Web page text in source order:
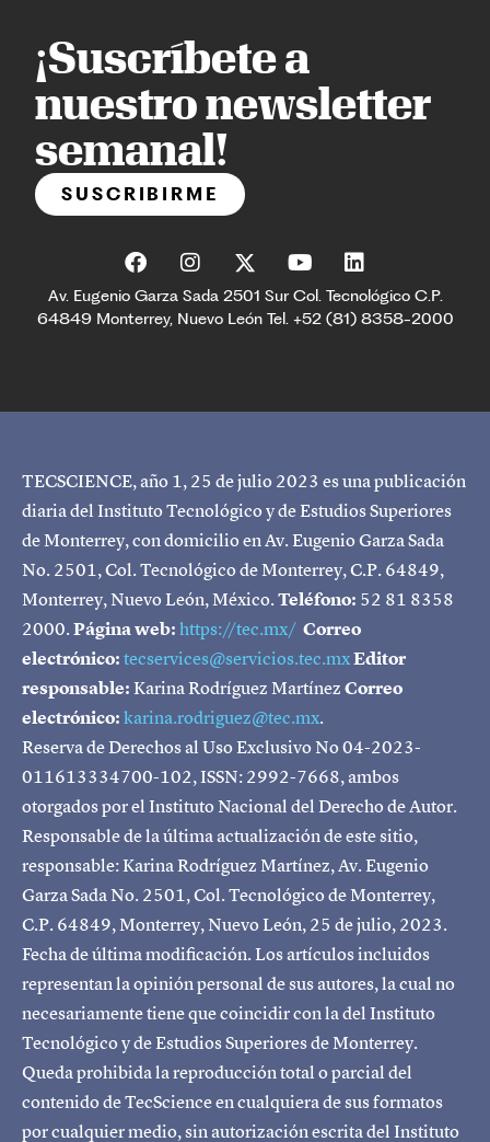
¡Suscríbete a
nuestro newsletter
semanal!
SUSCRIBIRME
Av. Eugenio Garza Sada 2501 Sur Col. Tecnológico C.P.
64849 Monterrey, Nuevo León Tel. +52 (81) 8358-2000
TECSCIENCE, año 1, 25 de julio 2023 es una publicación
diaria del Instituto Tecnológico y de Estudios Superiores
de Monterrey, con domicilio en Av. Eugenio Garza Sada
No. 2501, Col. Tecnológico de Monterrey, C.P. 64849,
Monterrey, Nuevo León, México.Teléfono: 52 81 8358
2000.Página web:https://tec.mx/ Correo
electrónico:tecservices@servicios.tec.mxEditor
responsable:Karina Rodríguez MartínezCorreo
electrónico:karina.rodriguez@tec.mx.
Reserva de Derechos al Uso Exclusivo No 04-2023-
011613334700-102, ISSN: 2992-7668, ambos
otorgados por el Instituto Nacional del Derecho de Autor.
Responsable de la última actualización de este sitio,
responsable: Karina Rodríguez Martínez, Av. Eugenio
Garza Sada No. 2501, Col. Tecnológico de Monterrey,
C.P. 64849, Monterrey, Nuevo León, 25 de julio, 2023.
Fecha de última modificación. Los artículos incluidos
representan la opinión personal de sus autores, la cual no
necesariamente tiene que coincidir con la del Instituto
Tecnológico y de Estudios Superiores de Monterrey.
Queda prohibida la reproducción total o parcial del
contenido de TecScience en cualquiera de sus formatos
por cualquier medio, sin autorización escrita del Instituto